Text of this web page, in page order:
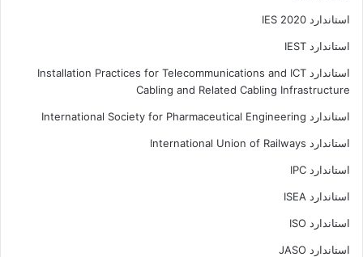
استاندارد IES 2020
استاندارد IEST
استاندارد Installation Practices for Telecommunications and ICT
Cabling and Related Cabling Infrastructure
استاندارد International Society for Pharmaceutical Engineering
استاندارد International Union of Railways
استاندارد IPC
استاندارد ISEA
استاندارد ISO
استاندارد JASO